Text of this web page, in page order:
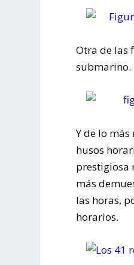
Otra de las
submarino.
Y de lo
husos
prestigiosa
más
las horas,
horarios.